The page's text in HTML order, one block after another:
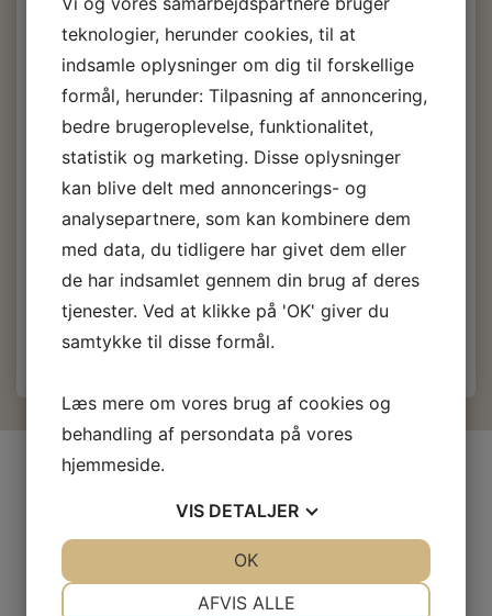
mm.
Pris fra
75,00 DKKm/Moms
60,00 DKK u/Moms )
152,50 DKKm/Moms
77,50 DKK
VælgBredde, pensler:
50 mm. 62 mm. 75 mm. 75 mm. GL
Læg i kurv
INFORMATIONER
Kontakt os
Fragt og levering
teknologier, herunder cookies, til at
indsamle oplysninger om dig til forskellige
formål, herunder: Tilpasning af annoncering,
bedre brugeroplevelse, funktionalitet,
statistik og marketing. Disse oplysninger
kan blive delt med annoncerings- og
analysepartnere, som kan kombinere dem
med data, du tidligere har givet dem eller
de har indsamlet gennem din brug af deres
tjenester. Ved at klikke på 'OK' giver du
samtykke til disse formål.
Læs mere om vores brug af cookies og
behandling af persondata på vores
hjemmeside.
VIS DETALJER
AFVIS ALLE
OK